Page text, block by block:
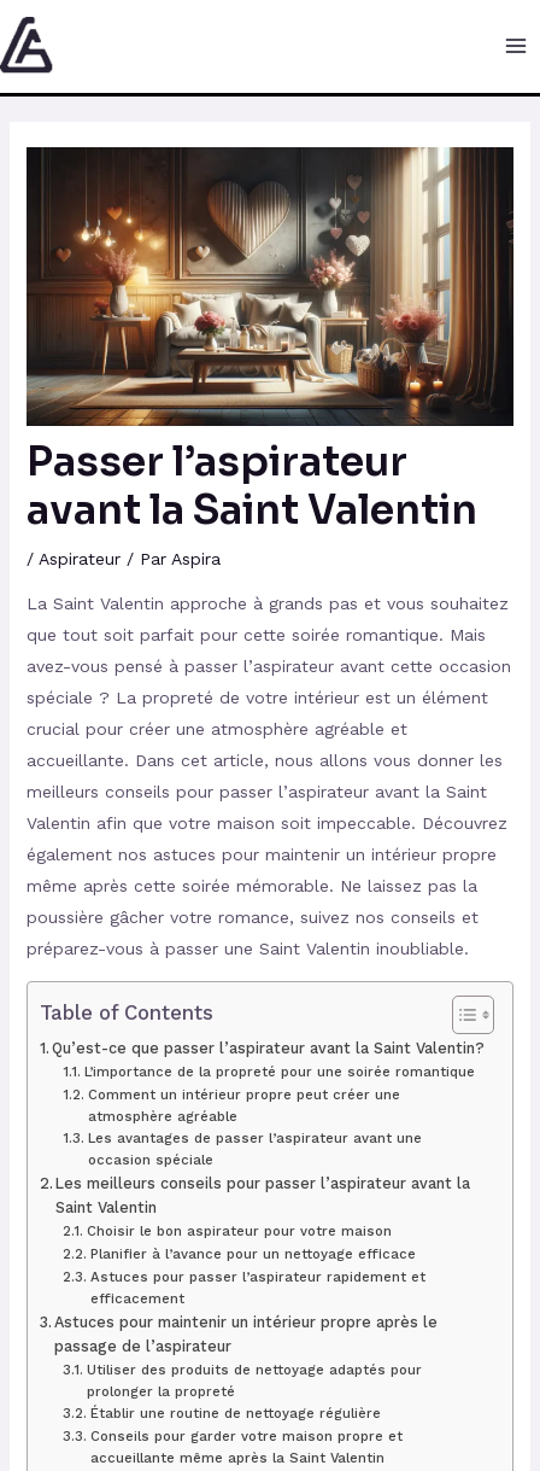
Aller
au
contenu
Passer l’aspirateur
avant la Saint Valentin
/ Aspirateur/ Par Aspira
La Saint Valentin approche à grands pas et vous souhaitez
que tout soit parfait pour cette soirée romantique. Mais
avez-vous pensé à passer l’aspirateur avant cette occasion
spéciale ? La propreté de votre intérieur est un élément
crucial pour créer une atmosphère agréable et
accueillante. Dans cet article, nous allons vous donner les
meilleurs conseils pour passer l’aspirateur avant la Saint
Valentin afin que votre maison soit impeccable. Découvrez
également nos astuces pour maintenir un intérieur propre
même après cette soirée mémorable. Ne laissez pas la
poussière gâcher votre romance, suivez nos conseils et
préparez-vous à passer une Saint Valentin inoubliable.
Table of Contents
Qu’est-ce que passer l’aspirateur avant la Saint Valentin?
L’importance de la propreté pour une soirée romantique
Comment un intérieur propre peut créer une
atmosphère agréable
Les avantages de passer l’aspirateur avant une
occasion spéciale
Les meilleurs conseils pour passer l’aspirateur avant la
Saint Valentin
Choisir le bon aspirateur pour votre maison
Planifier à l’avance pour un nettoyage efficace
Astuces pour passer l’aspirateur rapidement et
efficacement
Astuces pour maintenir un intérieur propre après le
passage de l’aspirateur
Utiliser des produits de nettoyage adaptés pour
prolonger la propreté
Établir une routine de nettoyage régulière
Conseils pour garder votre maison propre et
accueillante même après la Saint Valentin